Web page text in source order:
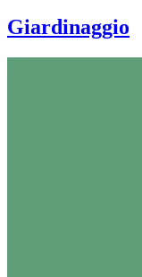
Giardinaggio